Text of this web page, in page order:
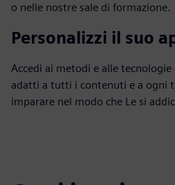
o nelle nostre sale di formazione.
Personalizzi il suo
Accedi ai metodi e alle
adatti a tutti i contenuti e a ogni
imparare nel modo che Le si